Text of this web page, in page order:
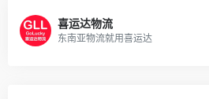
喜运达物流
东南亚物流就用喜运达